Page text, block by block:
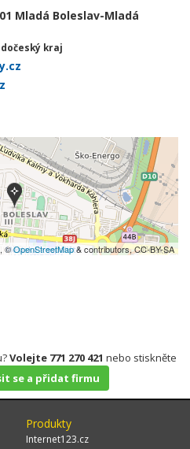
Mladá Boleslav-Mladá
kraj
©OpenStreetMap& contributors, CC-BY-SA
Volejte 771 270 421 nebo stiskněte
se a přidat firmu
Produkty
Internet123.cz